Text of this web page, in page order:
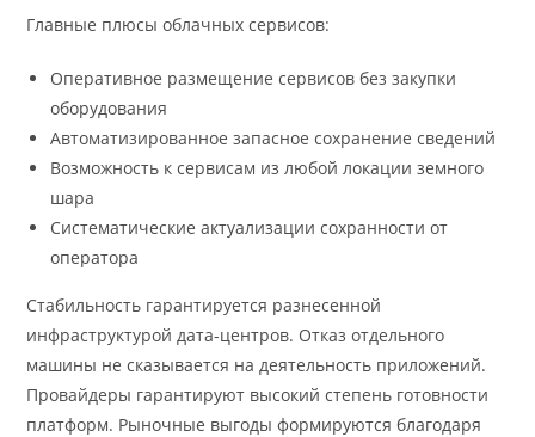
Главные плюсы облачных сервисов:
Оперативное размещение сервисов без закупки
оборудования
Автоматизированное запасное сохранение сведений
Возможность к сервисам из любой локации земного
шара
Систематические актуализации сохранности от
оператора
Стабильность гарантируется разнесенной
инфраструктурой дата-центров. Отказ отдельного
машины не сказывается на деятельность приложений.
Провайдеры гарантируют высокий степень готовности
платформ. Рыночные выгоды формируются благодаря